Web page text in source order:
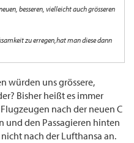
besseren, vielleicht auch grösseren
zu erregen,hat man diese dann
würden uns grössere,
Bisher heißt es immer
nach der neuen C
und den Passagieren hinten
nach der Lufthansa an.